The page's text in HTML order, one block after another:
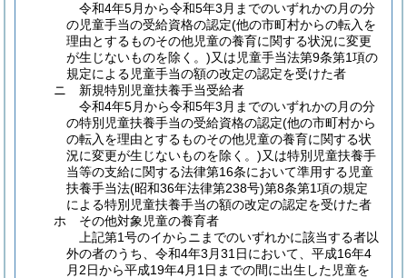
令和4年5月から令和5年3月までのいずれかの月の分
の児童手当の受給資格の認定(他の市町村からの転入を
理由とするものその他児童の養育に関する状況に変更
が生じないものを除く。)又は児童手当法第9条第1項の
規定による児童手当の額の改定の認定を受けた者
ニ
新規特別児童扶養手当受給者
令和4年5月から令和5年3月までのいずれかの月の分
の特別児童扶養手当の受給資格の認定(他の市町村から
の転入を理由とするものその他児童の養育に関する状
況に変更が生じないものを除く。)又は特別児童扶養手
当等の支給に関する法律第16条において準用する児童
扶養手当法(昭和36年法律第238号)第8条第1項の規定
による特別児童扶養手当の額の改定の認定を受けた者
ホ
その他対象児童の養育者
上記第1号のイからニまでのいずれかに該当する者以
外の者のうち、令和4年3月31日において、平成16年4
月2日から平成19年4月1日までの間に出生した児童を